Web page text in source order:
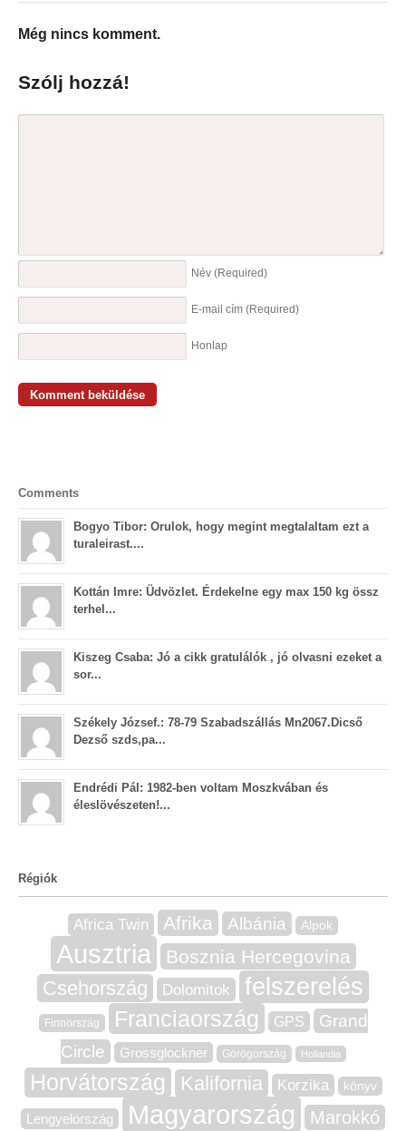
Még nincs komment.
Szólj hozzá!
Név (Required)
E-mail cím (Required)
Honlap
Comments
Bogyo Tibor: Orulok, hogy megint megtalaltam ezt a
turaleirast....
Kottán Imre: Üdvözlet. Érdekelne egy max 150 kg össz
terhel...
Kiszeg Csaba: Jó a cikk gratulálók , jó olvasni ezeket a
sor...
Székely József.: 78-79 Szabadszállás Mn2067.Dicső
Dezső szds,pa...
Endrédi Pál: 1982-ben voltam Moszkvában és
éleslövészeten!...
Régiók
Africa Twin Afrika Albánia Alpok
Ausztria Bosznia Hercegovina
Csehország Dolomitok felszerelés
Finnország Franciaország GPS
Grand
Circle
Grossglockner Görögország Hollandia
Horvátország Kalifornia Korzika könyv
Lengyelország Magyarország Marokkó